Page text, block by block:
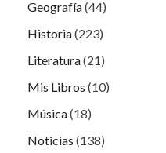
Geografía(44)
Historia(223)
Literatura(21)
Mis Libros (10)
Música(18)
Noticias (138)